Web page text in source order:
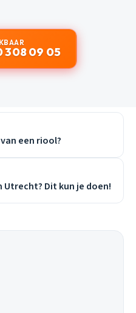
308 09 05
een riool?
Utrecht? Dit kun je doen!